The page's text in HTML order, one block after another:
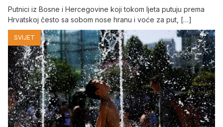
Putnici iz Bosne i Hercegovine koji tokom ljeta putuju prema
Hrvatskoj često sa sobom nose hranu i voće za put, […]
SVIJET